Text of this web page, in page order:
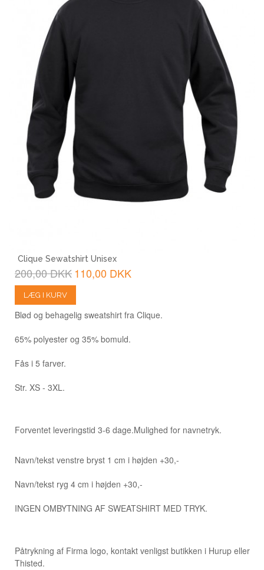
Clique Sewatshirt Unisex
200,00 DKK110,00 DKK
LÆG I KURV
Blød og behagelig sweatshirt fra Clique.
65% polyester og 35% bomuld.
Fås i 5 farver.
Str. XS - 3XL.
Mulighed for navnetryk.
Forventet leveringstid 3-6 dage.
Navn/tekst venstre bryst 1 cm i højden +30,-
Navn/tekst ryg 4 cm i højden +30,-
INGEN OMBYTNING AF SWEATSHIRT MED TRYK.
Påtrykning af Firma logo, kontakt venligst butikken i Hurup eller
Thisted.